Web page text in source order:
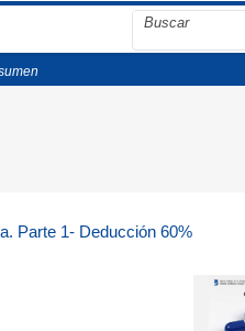
Parte 1- Deducción 60%